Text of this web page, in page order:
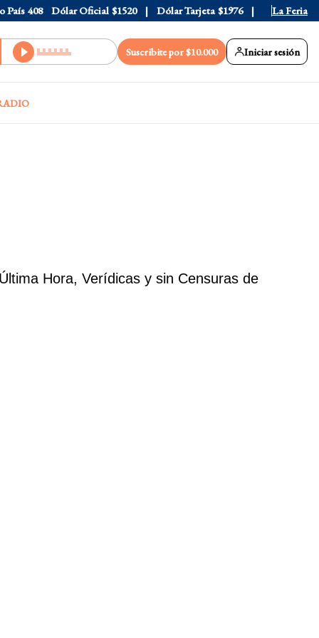
408 Dólar Oficial $1520 Dólar Tarjeta $1976 Dólar Blue
La Feria
Suscribite por $10.000 Iniciar sesión
Hora, Verídicas y sin Censuras de